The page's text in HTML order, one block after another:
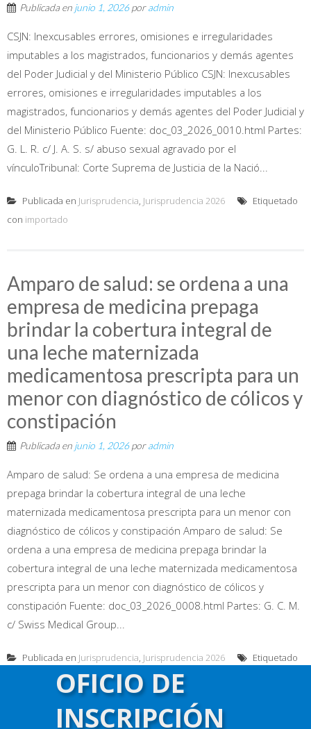
Publicada en junio 1, 2026poradmin
CSJN: Inexcusables errores, omisiones e irregularidades
imputables a los magistrados, funcionarios y demás agentes
del Poder Judicial y del Ministerio Público CSJN: Inexcusables
errores, omisiones e irregularidades imputables a los
magistrados, funcionarios y demás agentes del Poder Judicial y
del Ministerio Público Fuente: doc_03_2026_0010.html Partes:
G. L. R. c/ J. A. S. s/ abuso sexual agravado por el
vínculoTribunal: Corte Suprema de Justicia de la Nació...
Publicada en Jurisprudencia, Jurisprudencia 2026
Etiquetado
con importado
Amparo de salud: se ordena a una
empresa de medicina prepaga
brindar la cobertura integral de
una leche maternizada
medicamentosa prescripta para un
menor con diagnóstico de cólicos y
constipación
Publicada en junio 1, 2026poradmin
Amparo de salud: Se ordena a una empresa de medicina
prepaga brindar la cobertura integral de una leche
maternizada medicamentosa prescripta para un menor con
diagnóstico de cólicos y constipación Amparo de salud: Se
ordena a una empresa de medicina prepaga brindar la
cobertura integral de una leche maternizada medicamentosa
prescripta para un menor con diagnóstico de cólicos y
constipación Fuente: doc_03_2026_0008.html Partes: G. C. M.
c/ Swiss Medical Group...
Publicada en Jurisprudencia, Jurisprudencia 2026
Etiquetado
importadoOFICIO DE
INSCRIPCIÓN